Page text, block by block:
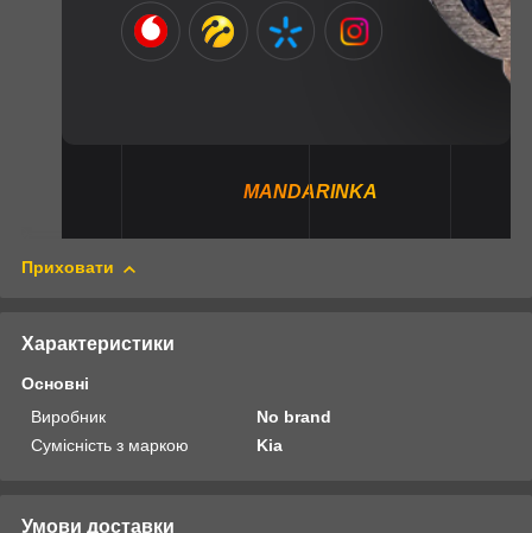
MANDARINKA
Приховати
Характеристики
Основні
Виробник
No brand
Сумісність з маркою
Kia
Умови доставки